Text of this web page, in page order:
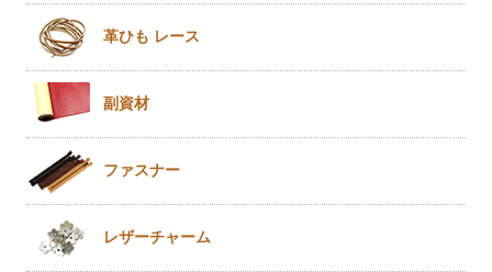
革ひも レース
副資材
ファスナー
レザーチャーム